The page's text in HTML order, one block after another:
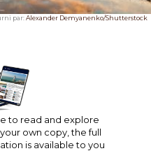
par:Alexander Demyanenko/Shutterstock
to read and explore
own copy, the full
is available to you